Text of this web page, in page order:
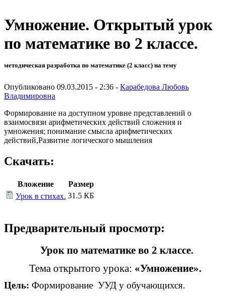
Умножение. Открытый урок
по математике во 2 классе.
методическая разработка по математике (2 класс) на тему
Опубликовано 09.03.2015 - 2:36 - Карабедова Любовь
Владимировна
Формирование на доступном уровне представлений о
взаимосвязи арифметических действий сложения и
умножения; понимание смысла арифметических
действий,Развитие логического мышления
Скачать:
Вложение
Размер
Урок в стихах. 31.5 КБ
Предварительный просмотр:
Урок по математике во 2 классе.
Тема открытого урока: «Умножение».
Цель: Формирование УУД у обучающихся.